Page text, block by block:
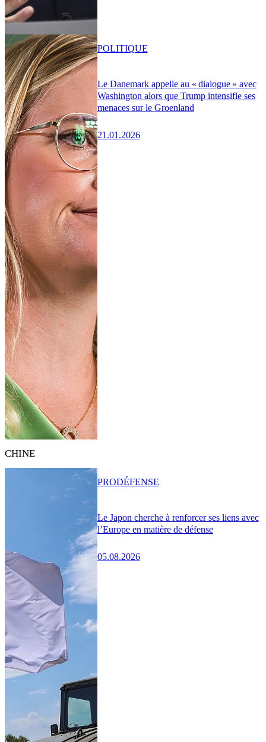
Le Danemark appelle au « dialogue » avec
Washington alors que Trump intensifie ses
menaces sur le Groenland
21.01.2026
POLITIQUE
CHINE
Le Japon cherche à renforcer ses liens avec
l’Europe en matière de défense
05.08.2026
PRODÉFENSE